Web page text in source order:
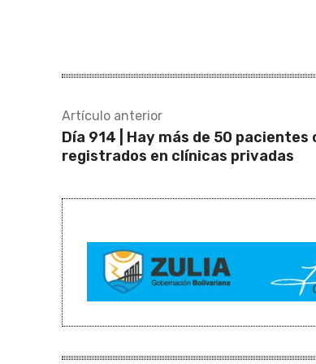
Artículo anterior
Día 914 | Hay más de 50 pacientes
registrados en clínicas privadas